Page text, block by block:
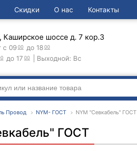
Скидки О нас Контакты
Каширское шоссе д. 7 кор.3
с 0900 до 1800
до 17 00 | Выходной: Вс
Провод NYM- ГОСТ NYM "Севкабель" ГОСТ
ГОСТ